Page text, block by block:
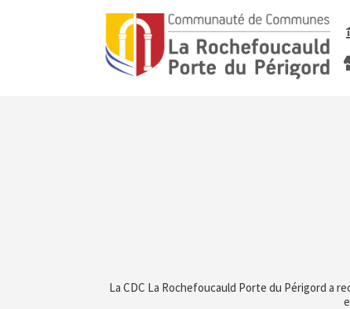
La CDC La Rochefoucauld Porte du Périgord a